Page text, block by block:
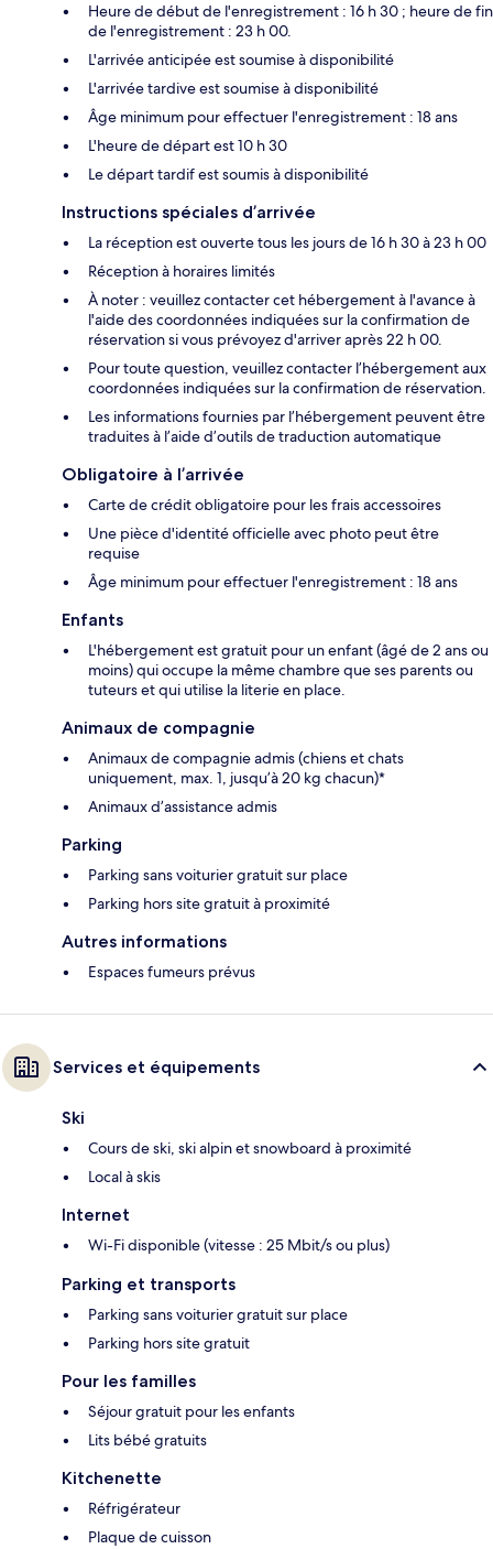
Heure de début de l'enregistrement : 16 h 30 ; heure de fin
de l'enregistrement : 23 h 00.
L'arrivée anticipée est soumise à disponibilité
L'arrivée tardive est soumise à disponibilité
Âge minimum pour effectuer l'enregistrement : 18 ans
L'heure de départ est 10 h 30
Le départ tardif est soumis à disponibilité
Instructions spéciales d’arrivée
La réception est ouverte tous les jours de 16 h 30 à 23 h 00
Réception à horaires limités
À noter : veuillez contacter cet hébergement à l'avance à
l'aide des coordonnées indiquées sur la confirmation de
réservation si vous prévoyez d'arriver après 22 h 00.
Pour toute question, veuillez contacter l’hébergement aux
coordonnées indiquées sur la confirmation de réservation.
Les informations fournies par l’hébergement peuvent être
traduites à l’aide d’outils de traduction automatique
Obligatoire à l’arrivée
Carte de crédit obligatoire pour les frais accessoires
Une pièce d'identité officielle avec photo peut être
requise
Âge minimum pour effectuer l'enregistrement : 18 ans
Enfants
L'hébergement est gratuit pour un enfant (âgé de 2 ans ou
moins) qui occupe la même chambre que ses parents ou
tuteurs et qui utilise la literie en place.
Animaux de compagnie
Animaux de compagnie admis (chiens et chats
uniquement, max. 1, jusqu’à 20 kg chacun)*
Animaux d’assistance admis
Parking
Parking sans voiturier gratuit sur place
Parking hors site gratuit à proximité
Autres informations
Espaces fumeurs prévus
Services et équipements
Ski
Cours de ski, ski alpin et snowboard à proximité
Local à skis
Internet
Wi-Fi disponible (vitesse : 25 Mbit/s ou plus)
Parking et transports
Parking sans voiturier gratuit sur place
Parking hors site gratuit
Pour les familles
Séjour gratuit pour les enfants
Lits bébé gratuits
Kitchenette
Réfrigérateur
Plaque de cuisson